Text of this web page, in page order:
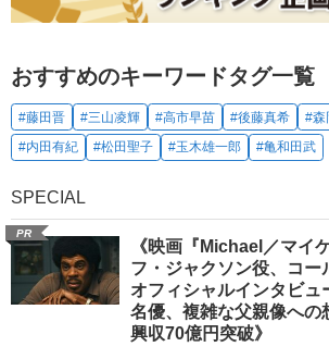
おすすめのキーワードタグ一覧
#藤田晋 #三山凌輝 #高市早苗 #後藤真希 #森
#内田有紀
#松田聖子 #玉木雄一郎 #亀和田武
SPECIAL
PR
《映画『Michael／マイ
フ・ジャクソン役、コー
オフィシャルインタビュ
名優、複雑な父親像への
興収70億円突破》